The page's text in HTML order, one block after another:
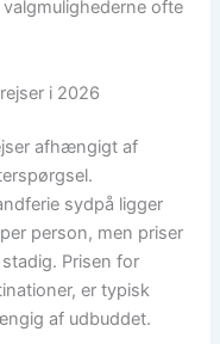
ofte
i 2026
afhængigt af
sydpå ligger
person, men priser
Prisen for
er typisk
af udbuddet.